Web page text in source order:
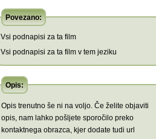
Povezano:
Vsi podnapisi za ta film
Vsi podnapisi za ta film v tem jeziku
Opis:
Opis trenutno še ni na voljo. Če želite objaviti
opis, nam lahko pošljete sporočilo preko
kontaktnega obrazca, kjer dodate tudi url